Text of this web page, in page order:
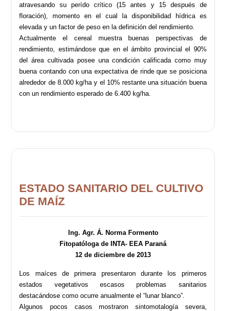
atravesando su perído crítico (15 antes y 15 después de
floración), momento en el cual la disponibilidad hídrica es
elevada y un factor de peso en la definición del rendimiento.
Actualmente el cereal muestra buenas perspectivas de
rendimiento, estimándose que en el ámbito provincial el 90%
del área cultivada posee una condición calificada como muy
buena contando con una expectativa de rinde que se posiciona
alrededor de 8.000 kg/ha y el 10% restante una situación buena
con un rendimiento esperado de 6.400 kg/ha.
ESTADO SANITARIO DEL CULTIVO
DE MAÍZ
Ing. Agr. Á. Norma Formento
Fitopatóloga de INTA- EEA Paraná
12 de diciembre de 2013
Los maíces de primera presentaron durante los primeros
estados vegetativos escasos problemas sanitarios
destacándose como ocurre anualmente el “lunar blanco”.
Algunos pocos casos mostraron sintomotalogía severa,